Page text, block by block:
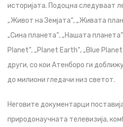
историјата. Подоцна следуваат
„Живот на Земјата“, „Живата
„Сина планета“, „Нашата
Planet“, „Planet Earth“, „Blue
други, со кои Атенборо ги
до милиони гледачи низ светот.
Неговите документарци
природонаучната телевизија,